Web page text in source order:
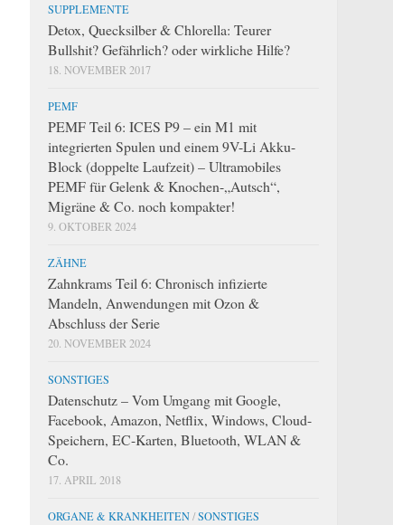
SUPPLEMENTE
Detox, Quecksilber & Chlorella: Teurer
Bullshit? Gefährlich? oder wirkliche Hilfe?
18. NOVEMBER 2017
PEMF
PEMF Teil 6: ICES P9 – ein M1 mit
integrierten Spulen und einem 9V-Li Akku-
Block (doppelte Laufzeit) – Ultramobiles
PEMF für Gelenk & Knochen-„Autsch“,
Migräne & Co. noch kompakter!
9. OKTOBER 2024
ZÄHNE
Zahnkrams Teil 6: Chronisch infizierte
Mandeln, Anwendungen mit Ozon &
Abschluss der Serie
20. NOVEMBER 2024
SONSTIGES
Datenschutz – Vom Umgang mit Google,
Facebook, Amazon, Netflix, Windows, Cloud-
Speichern, EC-Karten, Bluetooth, WLAN &
Co.
17. APRIL 2018
ORGANE & KRANKHEITEN/SONSTIGES